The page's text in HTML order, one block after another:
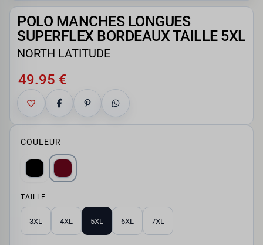
POLO MANCHES LONGUES
SUPERFLEX BORDEAUX TAILLE 5XL
NORTH LATITUDE
49.95 €
COULEUR
TAILLE
3XL 4XL 5XL 6XL 7XL